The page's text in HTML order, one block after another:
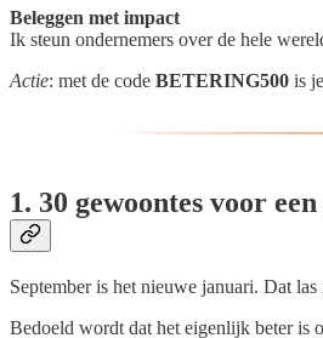
Beleggen met impact
Ik steun ondernemers over de hele
Actie: met de code BETERING500 is
1. 30 gewoontes voor
September is het nieuwe januari. Dat
Bedoeld wordt dat het eigenlijk beter is